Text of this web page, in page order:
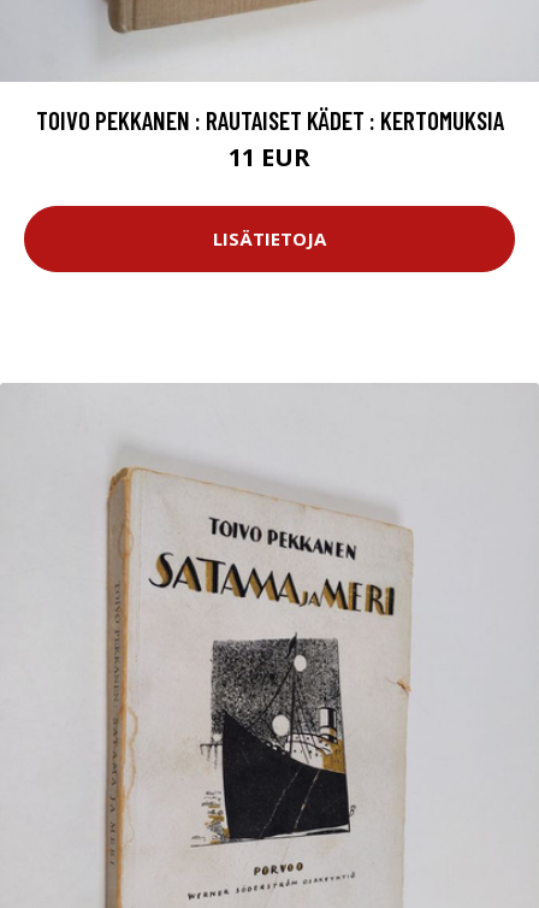
TOIVO PEKKANEN : RAUTAISET KÄDET : KERTOMUKSIA
11 EUR
LISÄTIETOJA